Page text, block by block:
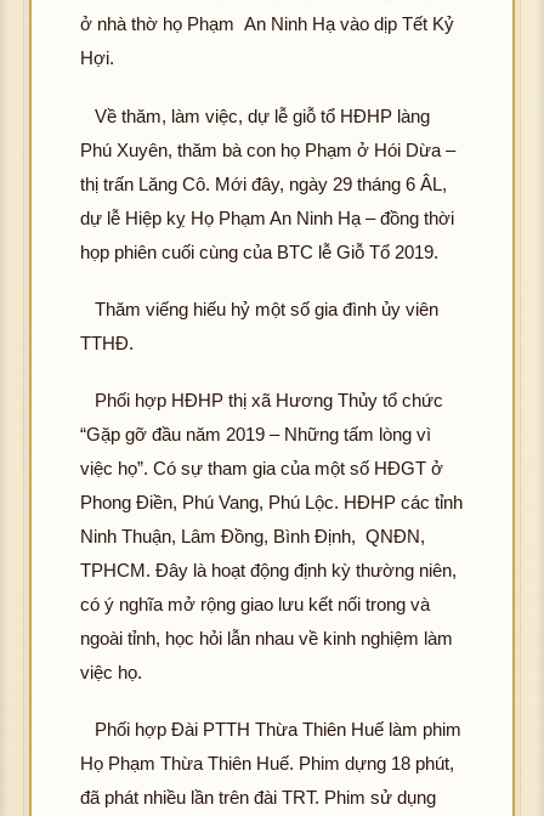
ở nhà thờ họ Phạm An Ninh Hạ vào dịp Tết Kỷ
Hợi.
Về thăm, làm việc, dự lễ giỗ tổ HĐHP làng
Phú Xuyên, thăm bà con họ Phạm ở Hói Dừa –
thị trấn Lăng Cô. Mới đây, ngày 29 tháng 6 ÂL,
dự lễ Hiệp kỵ Họ Phạm An Ninh Hạ – đồng thời
họp phiên cuối cùng của BTC lễ Giỗ Tổ 2019.
Thăm viếng hiếu hỷ một số gia đình ủy viên
TTHĐ.
Phối hợp HĐHP thị xã Hương Thủy tổ chức
“Gặp gỡ đầu năm 2019 – Những tấm lòng vì
việc họ”. Có sự tham gia của một số HĐGT ở
Phong Điền, Phú Vang, Phú Lộc. HĐHP các tỉnh
Ninh Thuận, Lâm Đồng, Bình Định, QNĐN,
TPHCM. Đây là hoạt động định kỳ thường niên,
có ý nghĩa mở rộng giao lưu kết nối trong và
ngoài tỉnh, học hỏi lẫn nhau về kinh nghiệm làm
việc họ.
Phối hợp Đài PTTH Thừa Thiên Huế làm phim
Họ Phạm Thừa Thiên Huế. Phim dựng 18 phút,
đã phát nhiều lần trên đài TRT. Phim sử dụng